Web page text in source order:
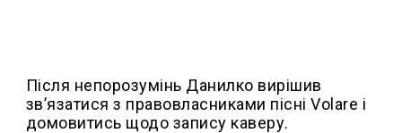
Після непорозумінь Данилко вирішив
зв’язатися з правовласниками пісні Volare і
домовитись щодо запису каверу.